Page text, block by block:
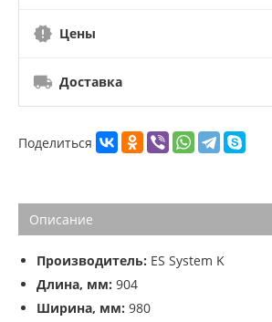
Цены
Доставка
Поделиться
Описание
Производитель: ES System K
Длина, мм: 904
Ширина, мм: 980